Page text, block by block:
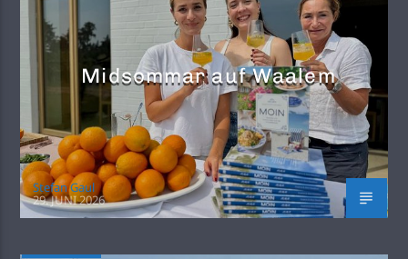
Midsommar auf Waalem
Stefan Gaul
29. JUNI 2026